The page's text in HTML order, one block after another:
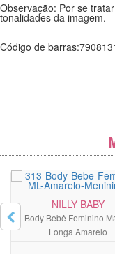
Observação: Por se
tonalidades da imagem.
Código de
NILLY BABY
Body Bebê Feminino
Longa Amarelo